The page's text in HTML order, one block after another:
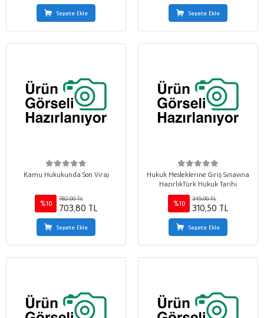
Sepete Ekle Sepete Ekle
Kamu Hukukunda Son Viraj
%10
782,00 TL
703,80 TL
Sepete Ekle
Hukuk Mesleklerine Giriş Sınavına
HazırlıkTürk Hukuk Tarihi
%10
345,00 TL
310,50 TL
Sepete Ekle